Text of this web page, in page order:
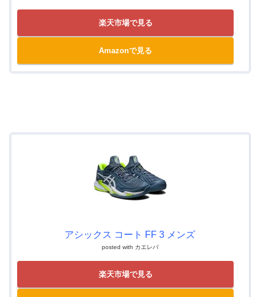
楽天市場で見る
Amazonで見る
アシックス コート FF 3 メンズ
posted with カエレバ
楽天市場で見る